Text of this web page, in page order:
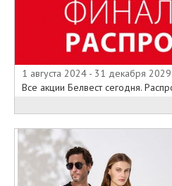
1 августа 2024 - 31 декабря 2029
Все акции Белвест сегодня.